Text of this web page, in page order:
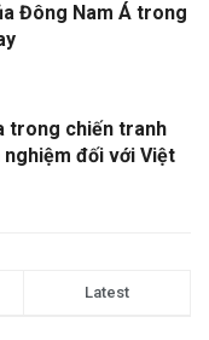
Đông Nam Á trong
trong chiến tranh
đối với Việt
Latest